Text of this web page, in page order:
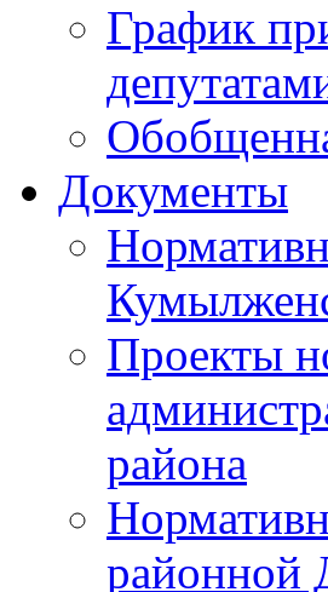
График
Документы
Проекты
района
районной